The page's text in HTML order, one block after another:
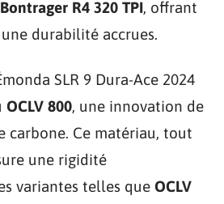
Bontrager R4 320 TPI, offrant
durabilité accrues.
SLR 9 Dura-Ace 2024
OCLV 800, une innovation de
carbone. Ce matériau, tout
une rigidité
variantes telles que OCLV